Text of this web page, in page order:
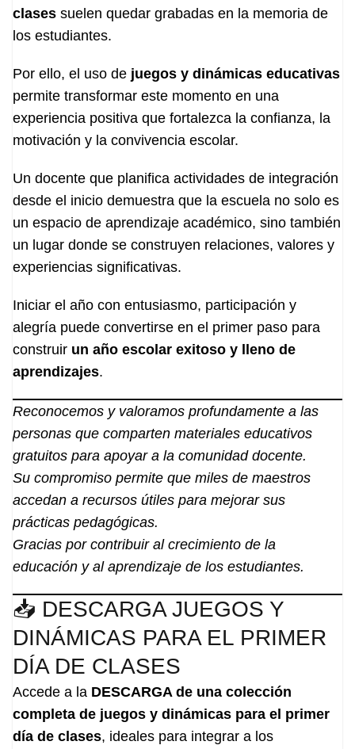
clases suelen quedar grabadas en la memoria de
los estudiantes.
Por ello, el uso de juegos y dinámicas educativas
permite transformar este momento en una
experiencia positiva que fortalezca la confianza, la
motivación y la convivencia escolar.
Un docente que planifica actividades de integración
desde el inicio demuestra que la escuela no solo es
un espacio de aprendizaje académico, sino también
un lugar donde se construyen relaciones, valores y
experiencias significativas.
Iniciar el año con entusiasmo, participación y
alegría puede convertirse en el primer paso para
construir un año escolar exitoso y lleno de
aprendizajes.
Reconocemos y valoramos profundamente a las
personas que comparten materiales educativos
gratuitos para apoyar a la comunidad docente.
Su compromiso permite que miles de maestros
accedan a recursos útiles para mejorar sus
prácticas pedagógicas.
Gracias por contribuir al crecimiento de la
educación y al aprendizaje de los estudiantes.
📥 DESCARGA JUEGOS Y
DINÁMICAS PARA EL PRIMER
DÍA DE CLASES
Accede a la DESCARGA de una colección
completa de juegos y dinámicas para el primer
día de clases, ideales para integrar a los